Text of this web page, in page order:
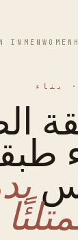
WOMEN
MEN
IN
بناء